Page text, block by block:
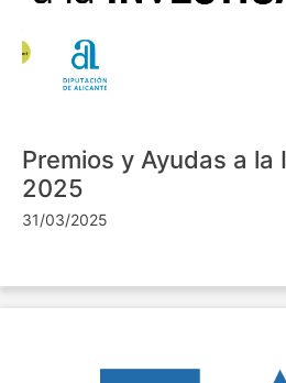
Premios y Ayudas a la
2025
31/03/2025